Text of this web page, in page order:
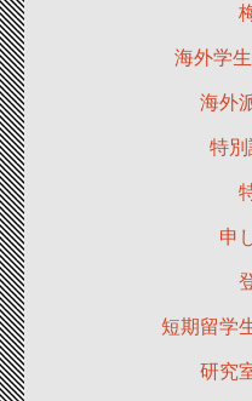
海外学
海外
特別
申
短期留学
研究